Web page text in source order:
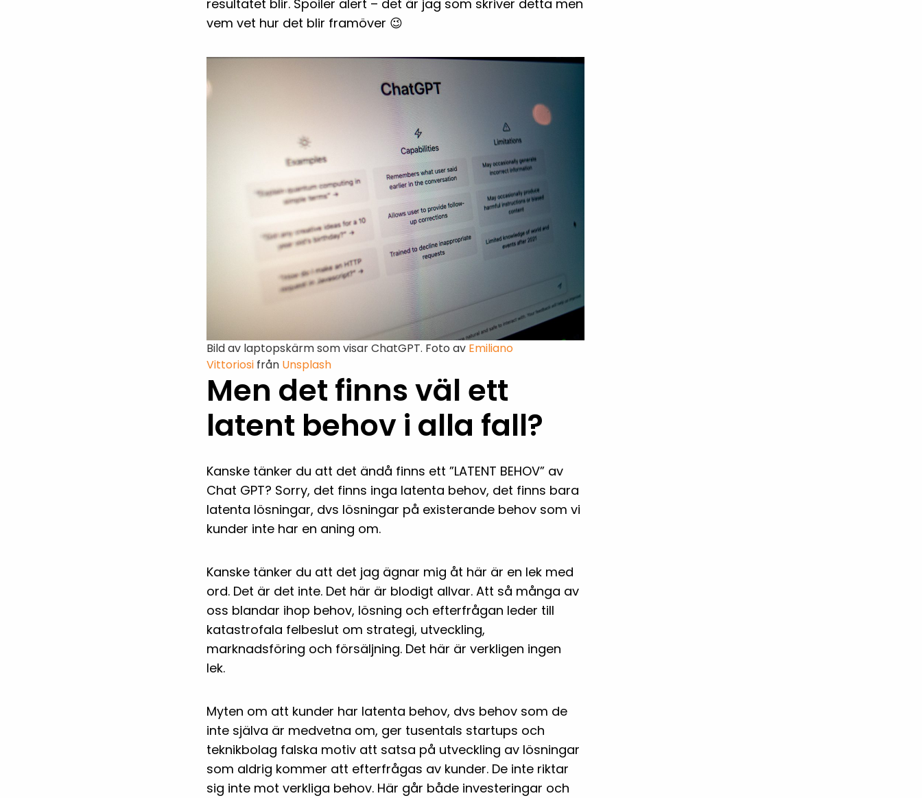
resultatet blir. Spoiler alert – det är jag som skriver detta men
vem vet hur det blir framöver 😉
Bild av laptopskärm som visar ChatGPT. Foto av Emiliano
Vittoriosi från Unsplash
Men det finns väl ett
latent behov i alla fall?
Kanske tänker du att det ändå finns ett ”LATENT BEHOV” av
Chat GPT? Sorry, det finns inga latenta behov, det finns bara
latenta lösningar, dvs lösningar på existerande behov som vi
kunder inte har en aning om.
Kanske tänker du att det jag ägnar mig åt här är en lek med
ord. Det är det inte. Det här är blodigt allvar. Att så många av
oss blandar ihop behov, lösning och efterfrågan leder till
katastrofala felbeslut om strategi, utveckling,
marknadsföring och försäljning. Det här är verkligen ingen
lek.
Myten om att kunder har latenta behov, dvs behov som de
inte själva är medvetna om, ger tusentals startups och
teknikbolag falska motiv att satsa på utveckling av lösningar
som aldrig kommer att efterfrågas av kunder. De inte riktar
sig inte mot verkliga behov. Här går både investeringar och